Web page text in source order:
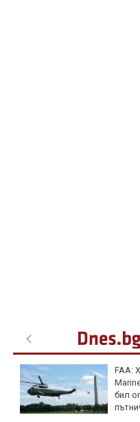
FAA:
бил